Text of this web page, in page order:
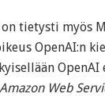
on tietysti myös
OpenAI:n
OpenAI
Amazon Web